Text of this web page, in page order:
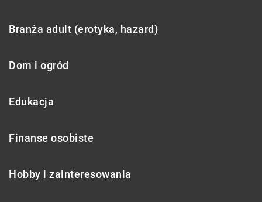
Branża adult (erotyka, hazard)
Dom i ogród
Edukacja
Finanse osobiste
Hobby i zainteresowania